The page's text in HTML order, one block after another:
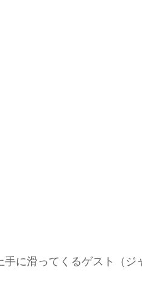
に滑ってくるゲスト（ジ